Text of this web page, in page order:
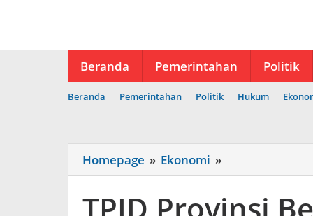
Beranda Pemerintahan Politik
Beranda Pemerintahan Politik Hukum
Homepage » Ekonomi »
Provinsi
Bengkulu
Perkuat
TPID Provinsi